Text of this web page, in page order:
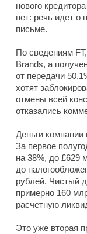
нового
нет: речь идет о
письме.
По сведениям
Brands, а
от передачи
хотят
отмены всей
отказались
Деньги
За первое
на 38%, до £629
до
рублей. Чистый
примерно 160
расчетную
Это уже вторая